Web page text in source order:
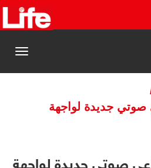
القائمة
جديدة لواجهة